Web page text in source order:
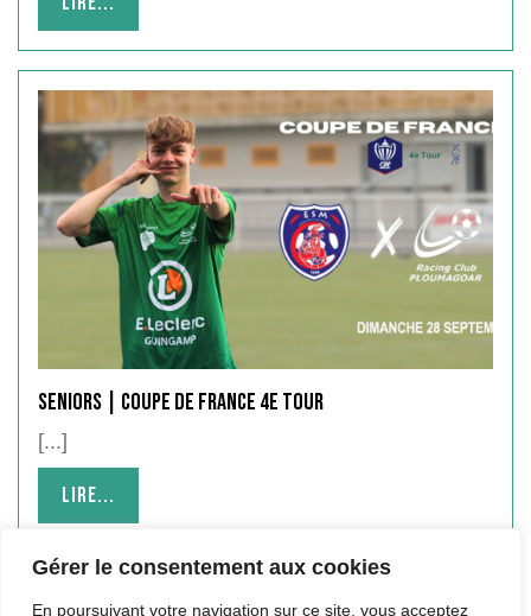
Gérer le consentement aux cookies
En poursuivant votre navigation sur ce site, vous acceptez
SENIORS | Coupe de France 4e tour
[...]
Lire...